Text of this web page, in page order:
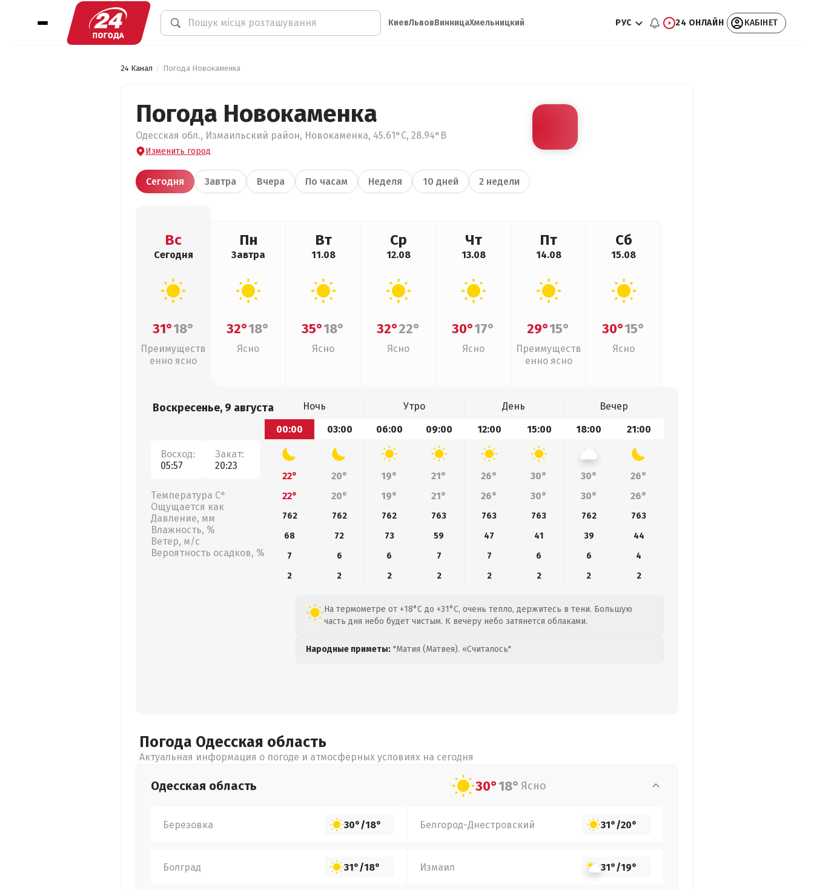
КиевЛьвовВинницаХмельницкий РУС 24 ОНЛАЙН КАБІНЕТ
24 Канал Погода Новокаменка
Погода Новокаменка
Одесская обл., Измаильский район, Новокаменка, 45.61°С, 28.94°В
Изменить город
Сегодня Завтра Вчера По часам Неделя 10 дней 2 недели
Вс
Сегодня
31°18°
Преимуществ
енно ясно
Пн
Завтра
32°18°
Ясно
Вт
11.08
35°18°
Ясно
Ср
12.08
32°22°
Ясно
Чт
13.08
30°17°
Ясно
Пт
14.08
29°15°
Преимуществ
енно ясно
Сб
15.08
30°15°
Ясно
Воскресенье, 9 августа
Восход:
05:57
Закат:
20:23
Температура С°
Ощущается как
Давление, мм
Влажность, %
Ветер, м/с
Вероятность осадков, %
Ночь Утро День
Вечер
00:00
03:00 06:00 09:00 12:00 15:00 18:00 21:00
22° 20° 19° 21° 26° 30° 30°
26°
22°
20° 19° 21° 26° 30° 30° 26°
762 762 762 763 763 763 762
763
68
72 73 59 47 41 39
44
7
6 6 7 7 6 6
4
2
2 2 2 2 2 2 2
На термометре от +18°C до +31°C, очень тепло, держитесь в тени. Большую
часть дня небо будет чистым. К вечеру небо затянется облаками.
Народные приметы: "Матия (Матвея). «Считалось"
Погода Одесская область
Актуальная информация о погоде и атмосферных условиях на сегодня
Одесская область 30°18° Ясно
Березовка 30°/18° Белгород-Днестровский 31°/20°
Болград 31°/18° Измаил 31°/19°